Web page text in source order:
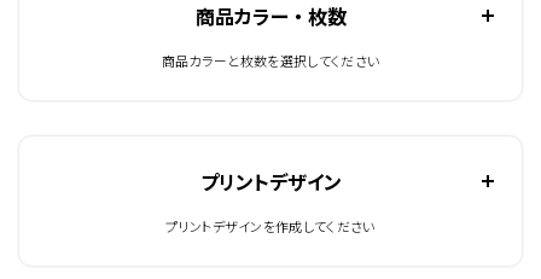
商品カラー ・ 枚数
商品カラーと枚数を選択してください
プリントデザイン
プリントデザインを作成してください